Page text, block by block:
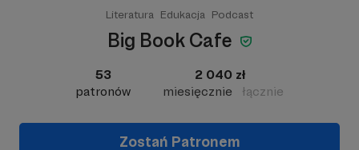
Literatura Edukacja Podcast
Big Book Cafe
53
patronów
2 040 zł
miesięcznie
łącznie
Zostań Patronem